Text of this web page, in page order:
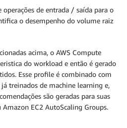
operações de entrada / saída para o
o desempenho do volume raiz
acima, o AWS Compute
do workload e então é gerado
Esse profile é combinado com
treinados de machine learning e,
são geradas para suas
EC2 AutoScaling Groups.